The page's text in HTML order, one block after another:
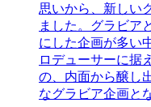
思いから、新しい
ました。グラビア
にした企画が多い
ロデューサーに据
の、内面から醸し
なグラビア企画と